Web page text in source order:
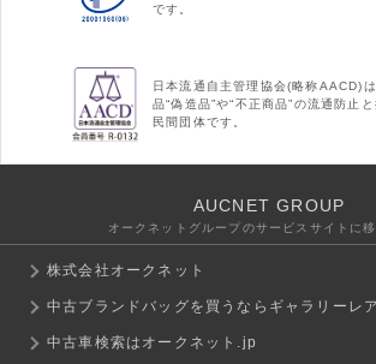
です。
日本流通自主管理協会(略称AACD)
品“偽造品”や“不正商品”の流通防止
民間団体です。
AUCNET GROUP
オークネットグループのサービスサイトに
株式会社オークネット
中古ブランドバッグを買うならギャラリーレア
中古車検索はオークネット.jp